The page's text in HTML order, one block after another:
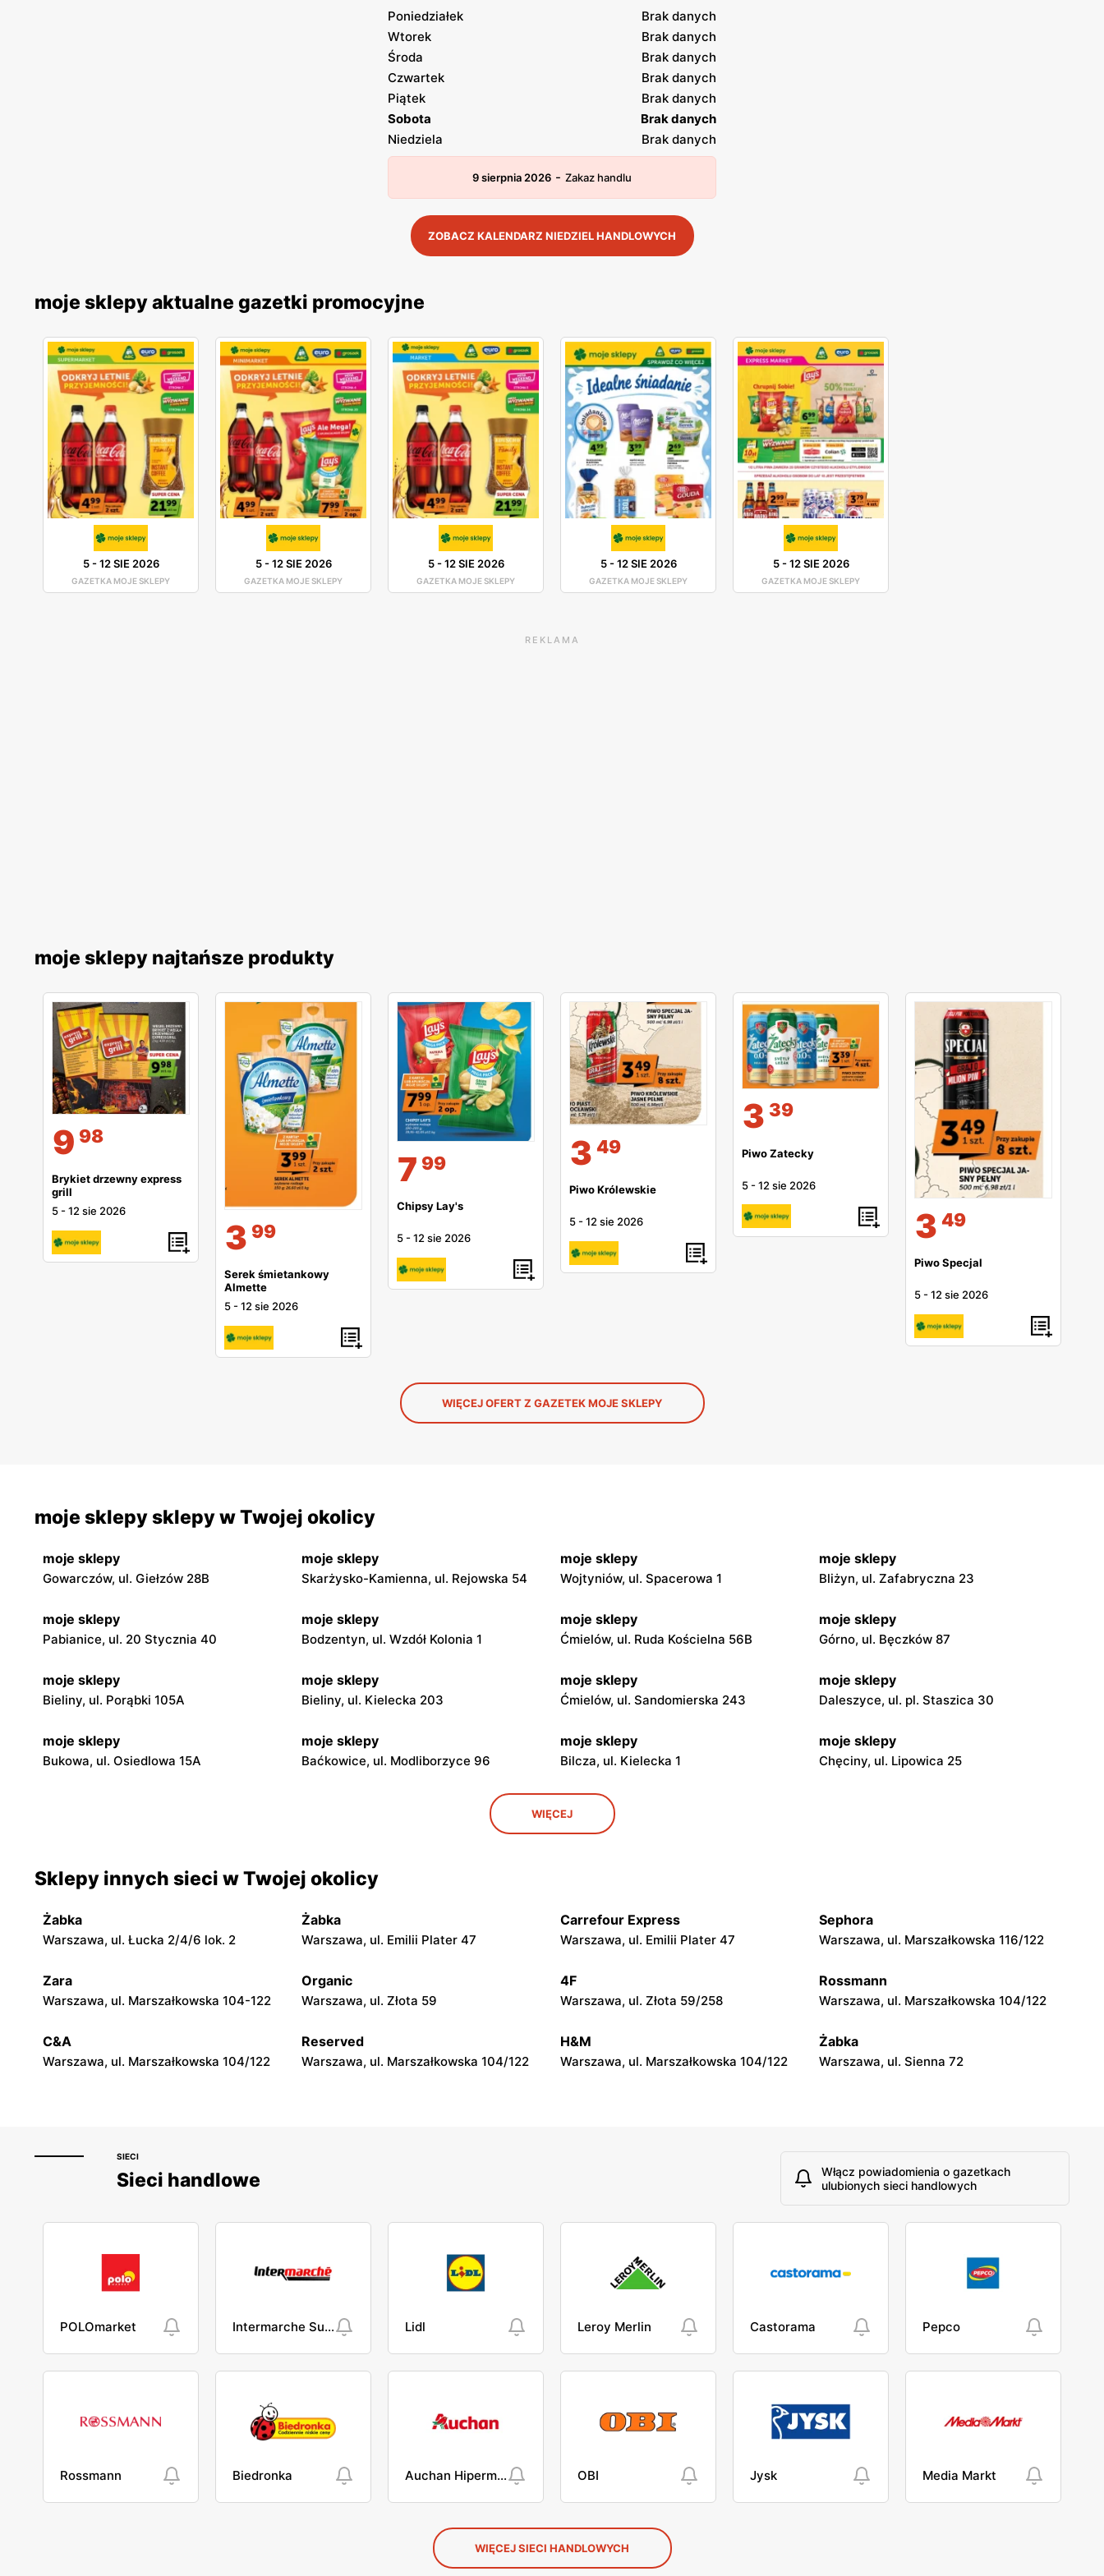
Poniedziałek
Brak danych
Wtorek
Brak danych
Środa
Brak danych
Czwartek
Brak danych
Piątek
Brak danych
Sobota
Brak danych
Niedziela
Brak danych
9 sierpnia 2026 - Zakaz handlu
ZOBACZ KALENDARZ NIEDZIEL HANDLOWYCH
moje sklepy aktualne gazetki promocyjne
5-12 SIE 2026
GAZETKA MOJE SKLEPY
5-12 SIE 2026
GAZETKA MOJE SKLEPY
5-12 SIE 2026
GAZETKA MOJE SKLEPY
5-12 SIE 2026
GAZETKA MOJE SKLEPY
5-12 SIE 2026
GAZETKA MOJE SKLEPY
REKLAMA
moje sklepy najtańsze produkty
9 98
Brykiet drzewny express
grill
5 -12 sie 2026
3 99
Serek śmietankowy
Almette
5 -12 sie 2026
7 99
Chipsy Lay's
5 -12 sie 2026
3 49
Piwo Królewskie
5 -12 sie 2026
3 39
Piwo Zatecky
5 -12 sie 2026
3 49
Piwo Specjal
5 -12 sie 2026
WIĘCEJ OFERT Z GAZETEK MOJE SKLEPY
moje sklepy sklepy w Twojej okolicy
moje sklepy
Gowarczów, ul. Giełzów 28B
moje sklepy
Skarżysko-Kamienna, ul. Rejowska 54
moje sklepy
Wojtyniów, ul. Spacerowa 1
moje sklepy
Bliżyn, ul. Zafabryczna 23
moje sklepy
Pabianice, ul. 20 Stycznia 40
moje sklepy
Bodzentyn, ul. Wzdół Kolonia 1
moje sklepy
Ćmielów, ul. Ruda Kościelna 56B
moje sklepy
Górno, ul. Bęczków 87
moje sklepy
Bieliny, ul. Porąbki 105A
moje sklepy
Bieliny, ul. Kielecka 203
moje sklepy
Ćmielów, ul. Sandomierska 243
moje sklepy
Daleszyce, ul. pl. Staszica 30
moje sklepy
Bukowa, ul. Osiedlowa 15A
moje sklepy
Baćkowice, ul. Modliborzyce 96
moje sklepy
Bilcza, ul. Kielecka 1
moje sklepy
Chęciny, ul. Lipowica 25
moje sklepy
Gorzyce, ul. Szkolna 44
Jadachy, ul. Jadachy 111 Jeżowe, ul. Zalesie 77
moje sklepy
Górki, ul. Górki 71
moje sklepy
Gumniska, ul. Gumniska 157C
moje sklepy
Iwierzyce, ul. Iwierzyce 152A
moje sklepy
Tczew, ul. Franciszka Żwirki 61
moje sklepy
Hyżne, ul. Hyżne 100
moje sklepy
Jarosław, ul. Pełkińska 147
moje sklepy
Niebylec, ul. Niebylec 139
moje sklepy
Opole, ul. Grudzicka 45
WIĘCEJ
Sklepy innych sieci w Twojej okolicy
Żabka
Warszawa, ul. Łucka 2/4/6 lok. 2
Żabka
Warszawa, ul. Emilii Plater 47
Carrefour Express
Warszawa, ul. Emilii Plater 47
Sephora
Warszawa, ul. Marszałkowska 116/122
Zara
Warszawa, ul. Marszałkowska 104-122
Organic
Warszawa, ul. Złota 59
4F
Warszawa, ul. Złota 59/258
Rossmann
Warszawa, ul. Marszałkowska 104/122
C&A
Warszawa, ul. Marszałkowska 104/122
Reserved
Warszawa, ul. Marszałkowska 104/122
H&M
Warszawa, ul. Marszałkowska 104/122
Żabka
Warszawa, ul. Sienna 72
SIECI
Sieci handlowe
Włącz powiadomienia o gazetkach
ulubionych sieci handlowych
POLOmarket Intermarche Super Lidl Leroy Merlin Castorama Pepco
Rossmann Biedronka Auchan Hipermarket OBI Jysk Media Markt
WIĘCEJ SIECI HANDLOWYCH